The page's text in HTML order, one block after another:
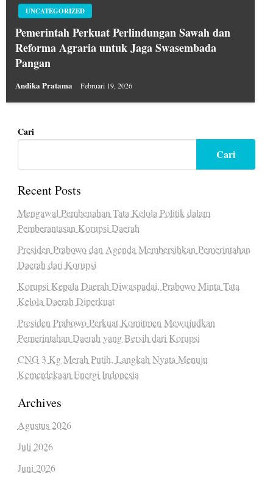
UNCATEGORIZED
Pemerintah Perkuat Perlindungan Sawah dan
Reforma Agraria untuk Jaga Swasembada
Pangan
Andika Pratama Februari 19, 2026
Cari
Cari
Recent Posts
Mengawal Pembenahan Tata Kelola Politik dalam
Pemberantasan Korupsi Daerah
Presiden Prabowo dan Agenda Membersihkan Pemerintahan
Daerah dari Korupsi
Korupsi Kepala Daerah Diwaspadai, Prabowo Minta Tata
Kelola Daerah Diperkuat
Presiden Prabowo Perkuat Komitmen Mewujudkan
Pemerintahan Daerah yang Bersih dari Korupsi
CNG 3 Kg Merah Putih, Langkah Nyata Menuju
Kemerdekaan Energi Indonesia
Archives
Agustus 2026
Juli 2026
Juni 2026